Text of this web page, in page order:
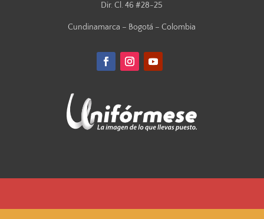
Dir. Cl. 46 #28-25
Cundinamarca – Bogotá – Colombia